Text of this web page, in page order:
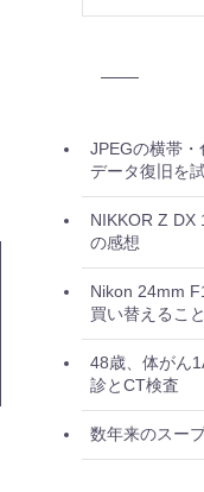
JPEGの横帯・
データ復旧を
NIKKOR Z DX
の感想
Nikon 24mm
買い替えるこ
48歳、体がん
診とCT検査
数年来のスー